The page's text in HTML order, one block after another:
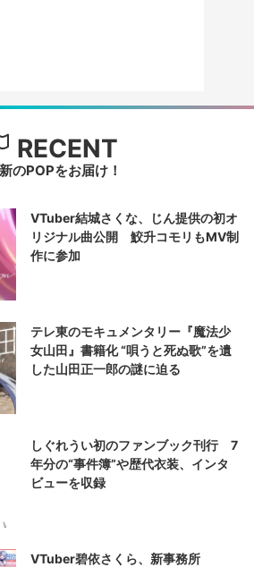
RECENT
のPOPをお届け！
VTuber結城さくな、じん提供の初オ
リジナル曲公開 鮫升コモリもMV制
作に参加
テレ東のモキュメンタリー『魔法少
女山田』書籍化 “唄うと死ぬ歌”を遺
した山田正一郎の謎に迫る
しぐれうい初のファンブック刊行 7
年分の“事件簿”や歴代衣装、インタ
ビューを収録
VTuber碧依さくら、新事務所